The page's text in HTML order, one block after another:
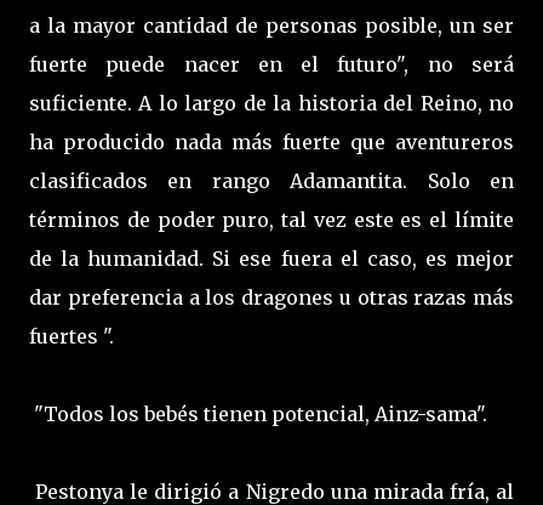
a la mayor cantidad de personas posible, un ser
fuerte puede nacer en el futuro", no será
suficiente. A lo largo de la historia del Reino, no
ha producido nada más fuerte que aventureros
clasificados en rango Adamantita. Solo en
términos de poder puro, tal vez este es el límite
de la humanidad. Si ese fuera el caso, es mejor
dar preferencia a los dragones u otras razas más
fuertes ".
"Todos los bebés tienen potencial, Ainz-sama".
Pestonya le dirigió a Nigredo una mirada fría, al